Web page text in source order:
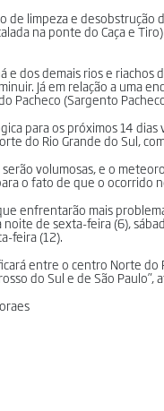
de limpeza e desobstrução
na ponte do Caça e
e dos demais rios e
Já em relação a uma
Pacheco (Sargento
para os próximos 14
do Rio Grande do Sul,
volumosas, e o
o fato de que o ocorrido
enfrentarão mais
de sexta-feira (6),
feira (12).
entre o centro Norte
do Sul e de São Paulo”,